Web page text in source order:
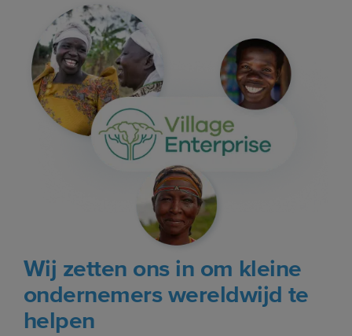
Wij zetten ons in om kleine
ondernemers wereldwijd te
helpen